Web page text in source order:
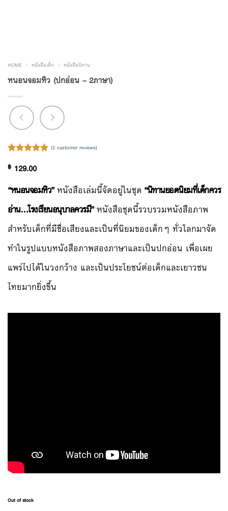
HOME / หนังสือเด็ก / หนังสือนิทาน
หนอนจอมหิว (ปกอ่อน – 2ภาษา)
out of 5
customer
ratings
(2customer reviews)
฿ 129.00
“หนอนจอมหิว”หนังสือเล่มนี้จัดอยู่ในชุด “นิทานยอดนิยมที่เด็กควร
อ่าน…โรงเรียนอนุบาลควรมี”หนังสือชุดนี้รวบรวมหนังสือภาพ
สำหรับเด็กที่มีชื่อเสียงและเป็นที่นิยมของเด็กๆ ทั่วโลกมาจัด
ทำในรูปแบบหนังสือภาพสองภาษาและเป็นปกอ่อน เพื่อเผย
แพร่ไปได้ในวงกว้าง และเป็นประโยชน์ต่อเด็กและเยาวชน
ไทยมากยิ่งขึ้น
Out of stock